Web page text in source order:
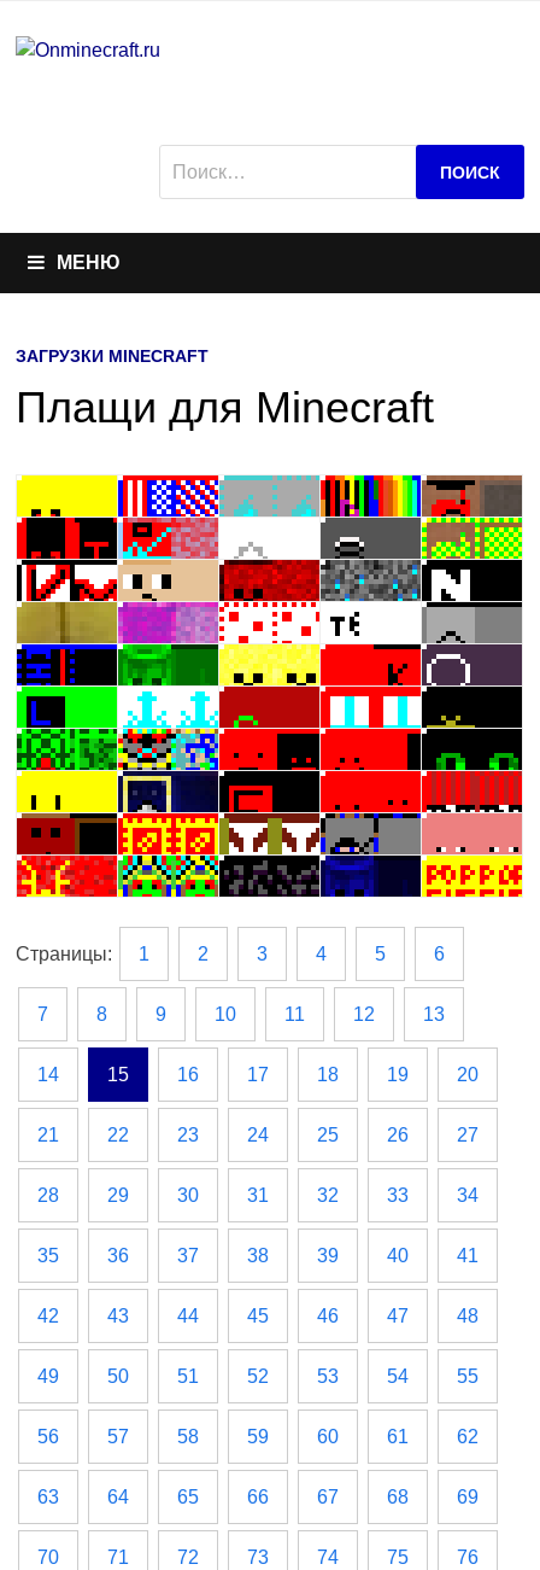
МЕНЮ
ЗАГРУЗКИ MINECRAFT
Плащи для Minecraft
Страницы: 1 2 3 4 5 6
7 8 9 10 11 12 13
14 15 16 17 18 19 20
21 22 23 24 25 26 27
28 29 30 31 32 33 34
35 36 37 38 39 40 41
42 43 44 45 46 47 48
49 50 51 52 53 54 55
56 57 58 59 60 61 62
63 64 65 66 67 68 69
70 71 72 73 74 75 76